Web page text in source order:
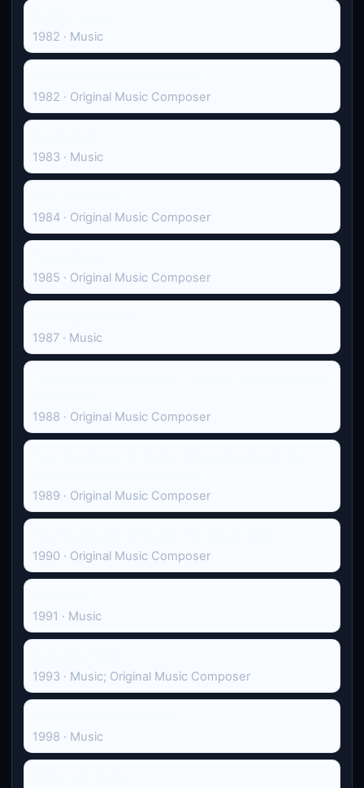
1982 · Music
1982 · Original Music Composer
1983 · Music
1984 · Original Music Composer
1985 · Original Music Composer
1987 · Music
1988 · Original Music Composer
1989 · Original Music Composer
1990 · Original Music Composer
1991 · Music
1993 · Music; Original Music Composer
1998 · Music